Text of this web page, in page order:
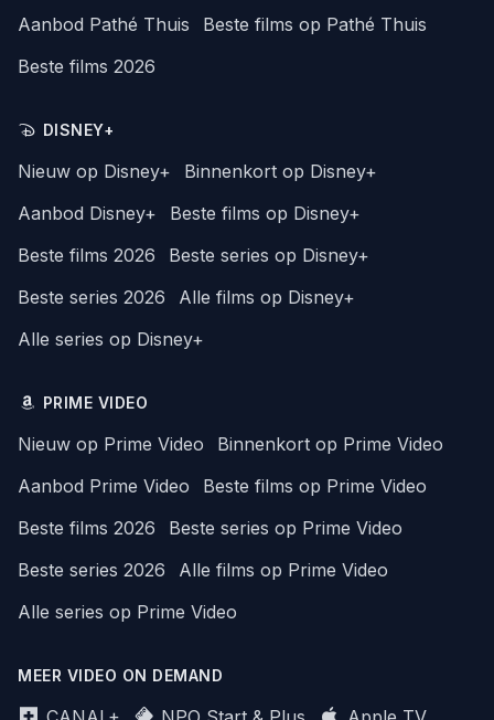
Aanbod Pathé Thuis
Beste films op Pathé Thuis
Beste films 2026
DISNEY+
Nieuw op Disney+
Binnenkort op Disney+
Aanbod Disney+
Beste films op Disney+
Beste films 2026
Beste series op Disney+
Beste series 2026
Alle films op Disney+
Alle series op Disney+
PRIME VIDEO
Nieuw op Prime Video
Binnenkort op Prime Video
Aanbod Prime Video
Beste films op Prime Video
Beste films 2026
Beste series op Prime Video
Beste series 2026
Alle films op Prime Video
Alle series op Prime Video
MEER VIDEO ON DEMAND